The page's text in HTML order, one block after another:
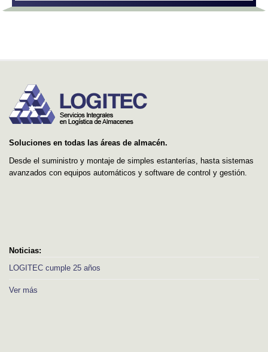
Soluciones en todas las áreas de almacén.
Desde el suministro y montaje de simples estanterías, hasta sistemas
avanzados con equipos automáticos y software de control y gestión.
Noticias:
LOGITEC cumple 25 años
Ver más